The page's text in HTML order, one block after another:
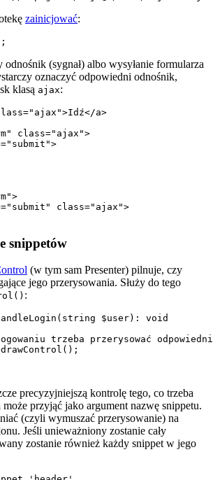
zainicjować:
(sygnał) albo wysyłanie formularza
oznaczyć odpowiedni odnośnik,
klasą ajax:
a>
class="ajax">
class="ajax">
snippetów
(w tym sam Presenter) pilnuje, czy
jego przerysowania. Służy do tego
:
$user): void
precyzyjniejszą kontrolę tego, co trzeba
przyjąć jako argument nazwę snippetu.
(czyli wymuszać przerysowanie) na
Jeśli unieważniony zostanie cały
zostanie również każdy snippet w jego